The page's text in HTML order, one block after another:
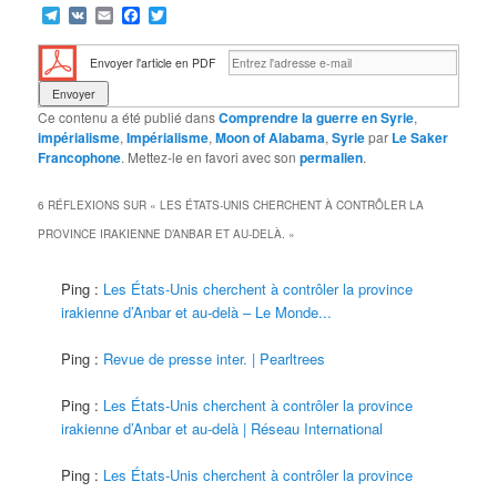
Telegram
VK EmailFacebook
Envoyer l'article en PDF
Ce contenu a été publié dansComprendre la guerre en Syrie,
impérialisme,Impérialisme,Moon of Alabama,Syriepar Le Saker
Francophone. Mettez-le en favori avec sonpermalien.
6 RÉFLEXIONS SUR «LES ÉTATS-UNIS CHERCHENT À CONTRÔLER LA
PROVINCE IRAKIENNE D’ANBAR ET AU-DELÀ. »
Ping : Les États-Unis cherchent à contrôler la province
irakienne d’Anbar et au-delà – Le Monde...
Ping : Revue de presse inter. | Pearltrees
Ping : Les États-Unis cherchent à contrôler la province
irakienne d’Anbar et au-delà | Réseau International
Ping : Les États-Unis cherchent à contrôler la province